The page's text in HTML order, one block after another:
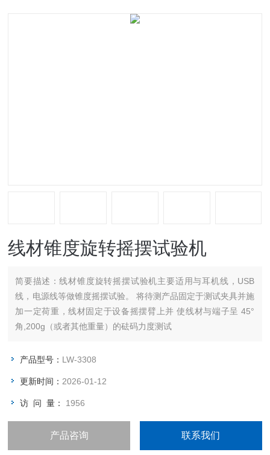
线材锥度旋转摇摆试验机
简要描述：线材锥度旋转摇摆试验机主要适用与耳机线，USB
线，电源线等做锥度摇摆试验。 将待测产品固定于测试夹具并施
加一定荷重，线材固定于设备摇摆臂上并 使线材与端子呈 45°
角,200g（或者其他重量）的砝码力度测试
产品型号： LW-3308
更新时间： 2026-01-12
访 问 量： 1956
产品咨询 联系我们